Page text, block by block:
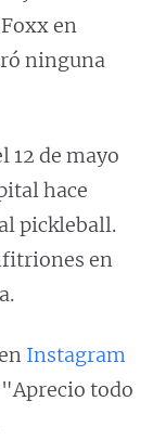
en
ninguna
12 de mayo
hace
pickleball.
en
Instagram
todo